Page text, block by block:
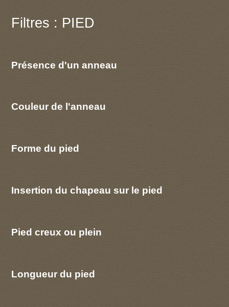
Filtres : PIED
Présence d'un anneau
Couleur de l'anneau
Forme du pied
Insertion du chapeau sur le pied
Pied creux ou plein
Longueur du pied